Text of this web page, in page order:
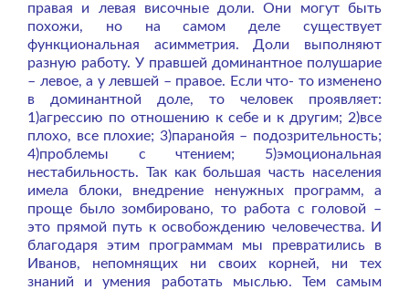
правая и левая височные доли. Они могут быть
похожи, но на самом деле существует
функциональная асимметрия. Доли выполняют
разную работу. У правшей доминантное полушарие
– левое, а у левшей – правое. Если что- то изменено
в доминантной доле, то человек проявляет:
1)агрессию по отношению к себе и к другим; 2)все
плохо, все плохие; 3)паранойя – подозрительность;
4)проблемы с чтением; 5)эмоциональная
нестабильность. Так как большая часть населения
имела блоки, внедрение ненужных программ, а
проще было зомбировано, то работа с головой –
это прямой путь к освобождению человечества. И
благодаря этим программам мы превратились в
Иванов, непомнящих ни своих корней, ни тех
знаний и умения работать мыслью. Тем самым